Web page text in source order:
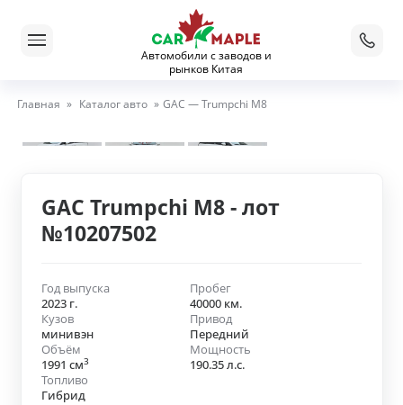
Автомобили с заводов и
рынков Китая
Главная » Каталог авто » GAC — Trumpchi M8
GAC Trumpchi M8 - лот
№10207502
Год выпуска
2023 г.
Пробег
40000 км.
Кузов
минивэн
Привод
Передний
Объём
1991 см3
Мощность
190.35 л.с.
Топливо
Гибрид